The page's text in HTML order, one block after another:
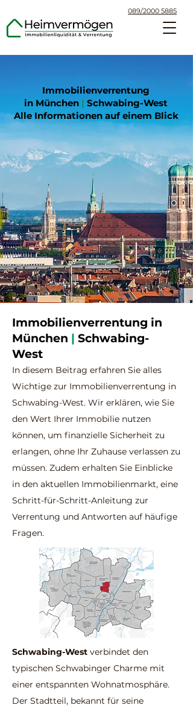
089/2000 5885
Immobilienverrentung
in München | Schwabing-West
Alle Informationen auf einem Blick
Immobilienverrentung in
München | Schwabing-
West
In diesem Beitrag erfahren Sie alles
Wichtige zur Immobilienverrentung in
Schwabing-West. Wir erklären, wie Sie
den Wert Ihrer Immobilie nutzen
können, um finanzielle Sicherheit zu
erlangen, ohne Ihr Zuhause verlassen zu
müssen. Zudem erhalten Sie Einblicke
in den aktuellen Immobilienmarkt, eine
Schritt-für-Schritt-Anleitung zur
Verrentung und Antworten auf häufige
Fragen.
Schwabing-West verbindet den
typischen Schwabinger Charme mit
einer entspannten Wohnatmosphäre.
Der Stadtteil, bekannt für seine